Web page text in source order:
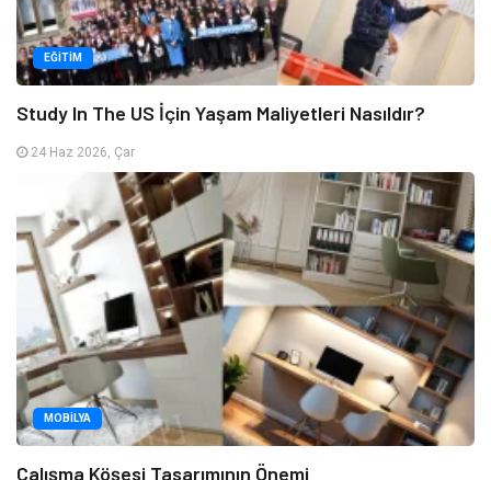
EĞITIM
Study In The US İçin Yaşam Maliyetleri Nasıldır?
24 Haz 2026, Çar
MOBILYA
Çalışma Köşesi Tasarımının Önemi